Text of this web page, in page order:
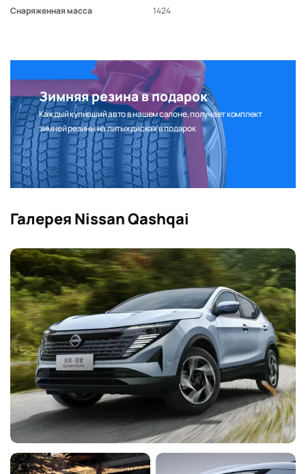
Снаряженная масса
1424
Зимняя резина в подарок
Каждый купивший авто в нашем салоне, получает комплект
зимней резины на литых дисках в подарок
Галерея Nissan Qashqai